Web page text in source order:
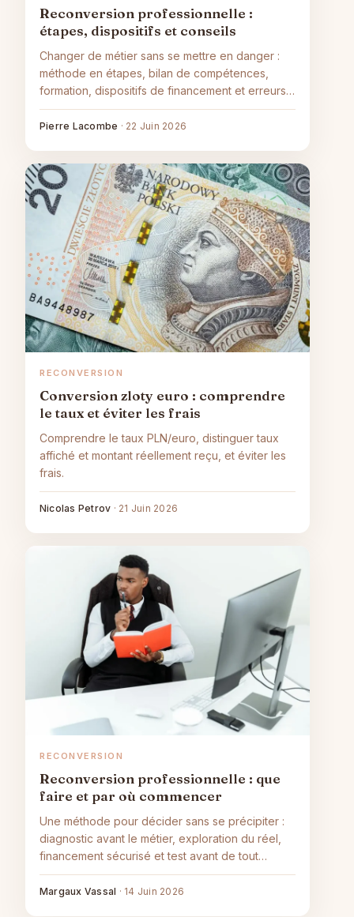
Reconversion professionnelle :
étapes, dispositifs et conseils
Changer de métier sans se mettre en danger :
méthode en étapes, bilan de compétences,
formation, dispositifs de financement et erreurs à
éviter.
Pierre Lacombe · 22 Juin 2026
RECONVERSION
Conversion zloty euro : comprendre
le taux et éviter les frais
Comprendre le taux PLN/euro, distinguer taux
affiché et montant réellement reçu, et éviter les
frais.
Nicolas Petrov · 21 Juin 2026
RECONVERSION
Reconversion professionnelle : que
faire et par où commencer
Une méthode pour décider sans se précipiter :
diagnostic avant le métier, exploration du réel,
financement sécurisé et test avant de tout
quitter.
Margaux Vassal · 14 Juin 2026